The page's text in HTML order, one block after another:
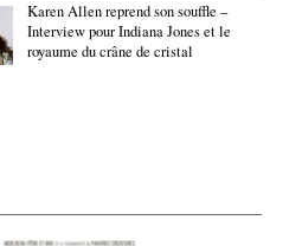
Karen Allen reprend son souffle –
Interview pour Indiana Jones et le
royaume du crâne de cristal